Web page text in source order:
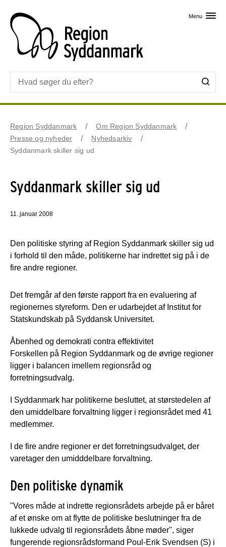
Menu
Region Syddanmark
Om Region Syddanmark
Presse og nyheder
Nyhedsarkiv
Syddanmark skiller sig ud
Syddanmark skiller sig ud
11. januar 2008
Den politiske styring af Region Syddanmark skiller sig ud
i forhold til den måde, politikerne har indrettet sig på i de
fire andre regioner.
Det fremgår af den første rapport fra en evaluering af
regionernes styreform. Den er udarbejdet af Institut for
Statskundskab på Syddansk Universitet.
Åbenhed og demokrati contra effektivitet
Forskellen på Region Syddanmark og de øvrige regioner
ligger i balancen imellem regionsråd og
forretningsudvalg.
I Syddanmark har politikerne besluttet, at størstedelen af
den umiddelbare forvaltning ligger i regionsrådet med 41
medlemmer.
I de fire andre regioner er det forretningsudvalget, der
varetager den umidddelbare forvaltning.
Den politiske dynamik
"Vores måde at indrette regionsrådets arbejde på er båret
af et ønske om at flytte de politiske beslutninger fra de
lukkede udvalg til regionsrådets åbne møder", siger
fungerende regionsrådsformand Poul-Erik Svendsen (S) i